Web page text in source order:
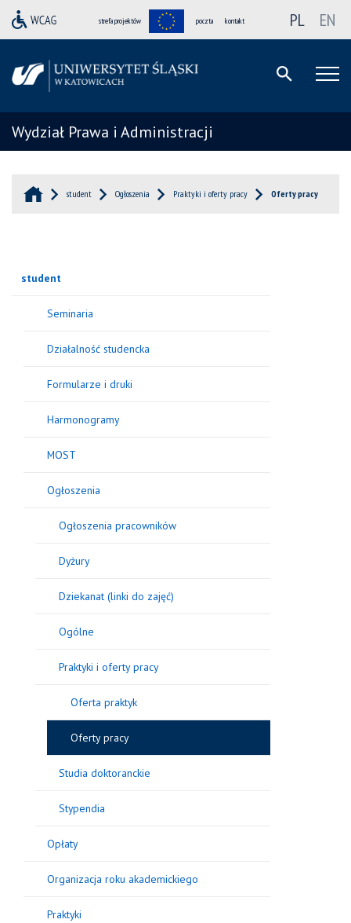
strefa projektów poczta kontakt PL EN
Wydział Prawa i Administracji
student Ogłoszenia Praktyki i oferty pracy Oferty pracy
student
Seminaria
Działalność studencka
Formularze i druki
Harmonogramy
MOST
Ogłoszenia
Ogłoszenia pracowników
Dyżury
Dziekanat (linki do zajęć)
Ogólne
Praktyki i oferty pracy
Oferta praktyk
Oferty pracy
Studia doktoranckie
Stypendia
Opłaty
Organizacja roku akademickiego
Praktyki